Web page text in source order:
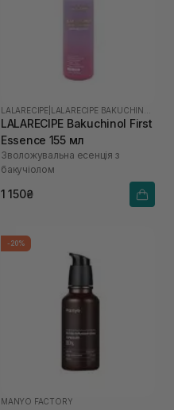
LALARECIPE
LALARECIPE Bakuchinol First
Essence 155 мл
Зволожувальна есенція з
бакучіолом
1 150₴
-20%
MANYO FACTORY